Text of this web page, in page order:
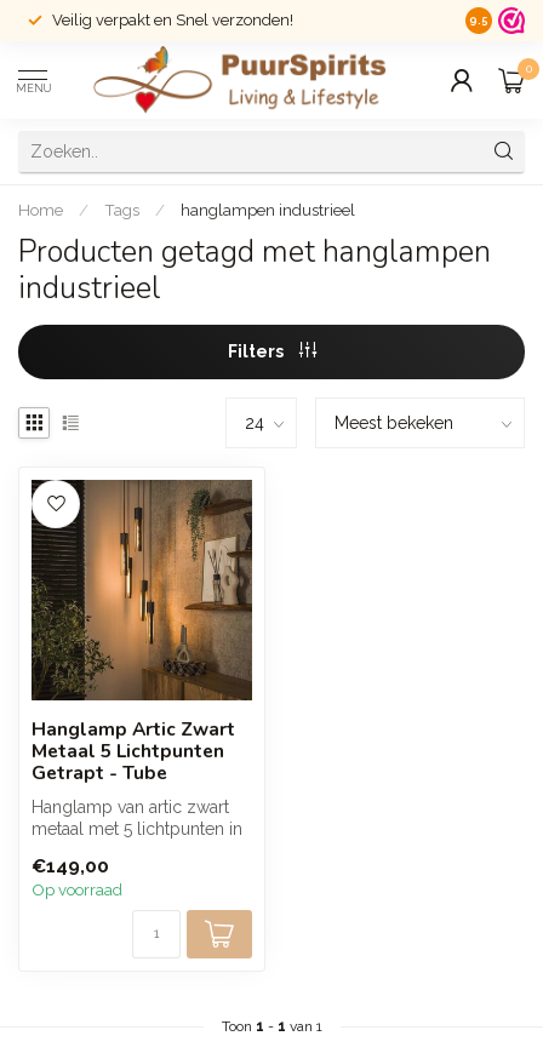
Veilig verpakt en Snel verzonden! 14 dagen
9.5
MENU
0
Home / Tags / hanglampen industrieel
Producten getagd met hanglampen
industrieel
Filters
Hanglamp Artic Zwart
Metaal 5 Lichtpunten
Getrapt - Tube
Hanglamp van artic zwart
metaal met 5 lichtpunten in
€149,00
Op voorraad
Toon 1 - 1 van 1